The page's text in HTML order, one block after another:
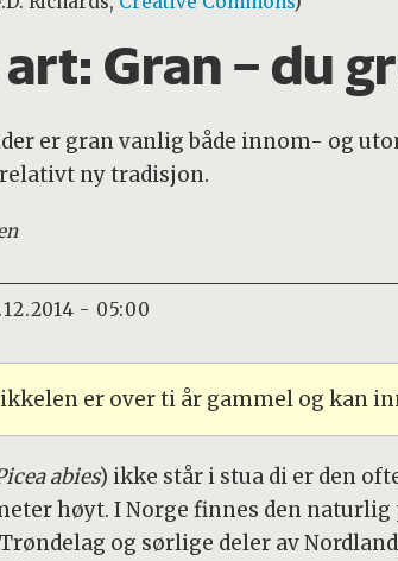
art: Gran – du
er gran vanlig både innom- og
relativt ny tradisjon.
- 05:00
er over ti år gammel og kan
abies) ikke står i stua di er den
høyt. I Norge finnes den naturlig
og sørlige deler av